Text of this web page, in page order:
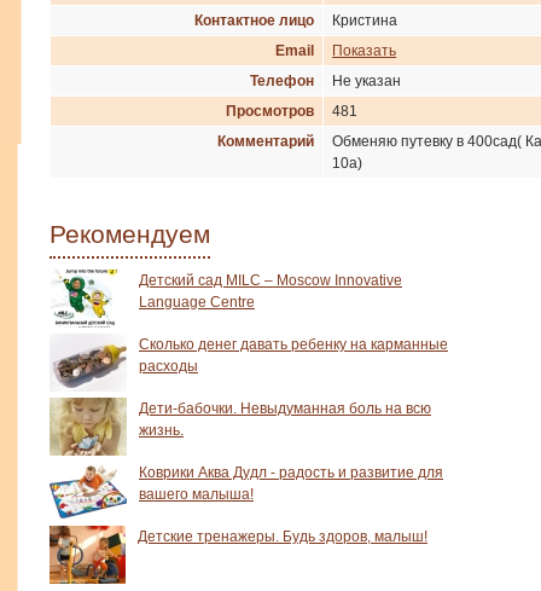
Контактное лицо
Кристина
Email
Показать
Телефон
Не указан
Просмотров
481
Комментарий
Обменяю путевку в 400сад(
10а)
Рекомендуем
Детский сад MILC – Moscow Innovative
Language Centre
Сколько денег давать ребенку на карманные
расходы
Дети-бабочки. Невыдуманная боль на всю
жизнь.
Коврики Аква Дудл - радость и развитие для
вашего малыша!
Детские тренажеры. Будь здоров, малыш!